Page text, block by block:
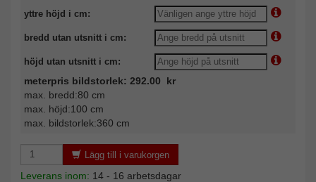
yttre höjd i cm:
bredd utan utsnitt i cm:
höjd utan utsnitt i cm:
meterpris bildstorlek: 292.00 kr
max. bredd:80 cm
max. höjd:100 cm
max. bildstorlek:360 cm
Lägg till i varukorgen
Leverans inom: 14 - 16 arbetsdagar